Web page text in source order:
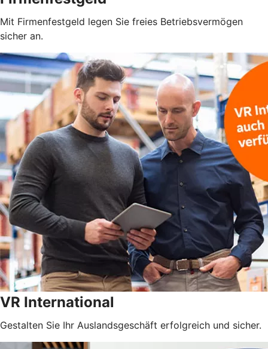
Mit Firmenfestgeld legen Sie freies Betriebsvermögen
sicher an.
VR International
Gestalten Sie Ihr Auslandsgeschäft erfolgreich und sicher.